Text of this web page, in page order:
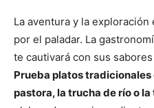
La aventura y la exploración
por el paladar. La
te cautivará con sus
Prueba platos tradicionales
pastora, la trucha de río o